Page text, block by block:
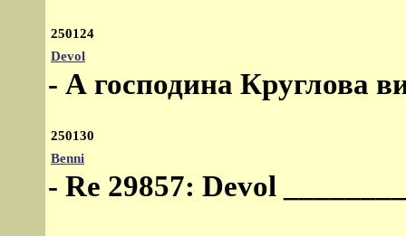
250124
Devol
- А господина Круглова
250130
Benni
- Re 29857: Devol